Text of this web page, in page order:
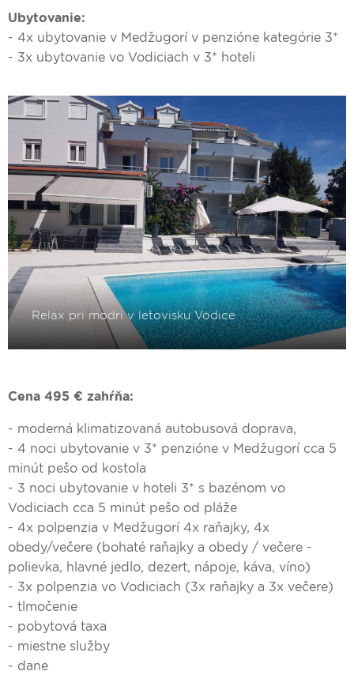
Ubytovanie:
- 4x ubytovanie v Medžugorí v penzióne kategórie 3*
- 3x ubytovanie vo Vodiciach v 3* hoteli
Cena 495 € zahŕňa:
- moderná klimatizovaná autobusová doprava,
- 4 noci ubytovanie v 3* penzióne v Medžugorí cca 5
minút pešo od kostola
- 3 noci ubytovanie v hoteli 3* s bazénom vo
Vodiciach cca 5 minút pešo od pláže
- 4x polpenzia v Medžugorí 4x raňajky, 4x
obedy/večere (bohaté raňajky a obedy / večere -
polievka, hlavné jedlo, dezert, nápoje, káva, víno)
- 3x polpenzia vo Vodiciach (3x raňajky a 3x večere)
- tlmočenie
- pobytová taxa
- miestne služby
- dane